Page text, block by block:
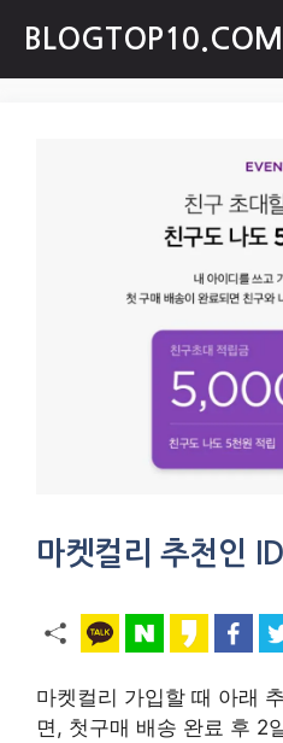
content
BLOGTOP10.COM
마켓컬리 추천인 ID
마켓컬리 가입할 때 아래
면, 첫구매 배송 완료 후 2